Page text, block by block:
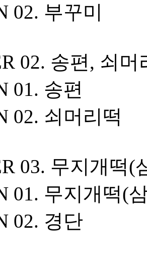
02. 부꾸미
02. 송편, 쇠머
01. 송편
02. 쇠머리떡
03. 무지개떡(
01. 무지개떡(
02. 경단